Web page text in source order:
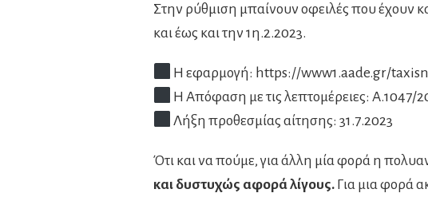
Στην ρύθμιση μπαίνουν οφειλές που έχουν
και έως και την 1η.2.2023.
Η εφαρμογή: https://www1.aade.gr/
Η Απόφαση με τις λεπτομέρειες: Α.1047/
Λήξη προθεσμίας αίτησης: 31.7.2023
Ότι και να πούμε, για άλλη μία φορά η
και δυστυχώς αφορά λίγους. Για μια φορά